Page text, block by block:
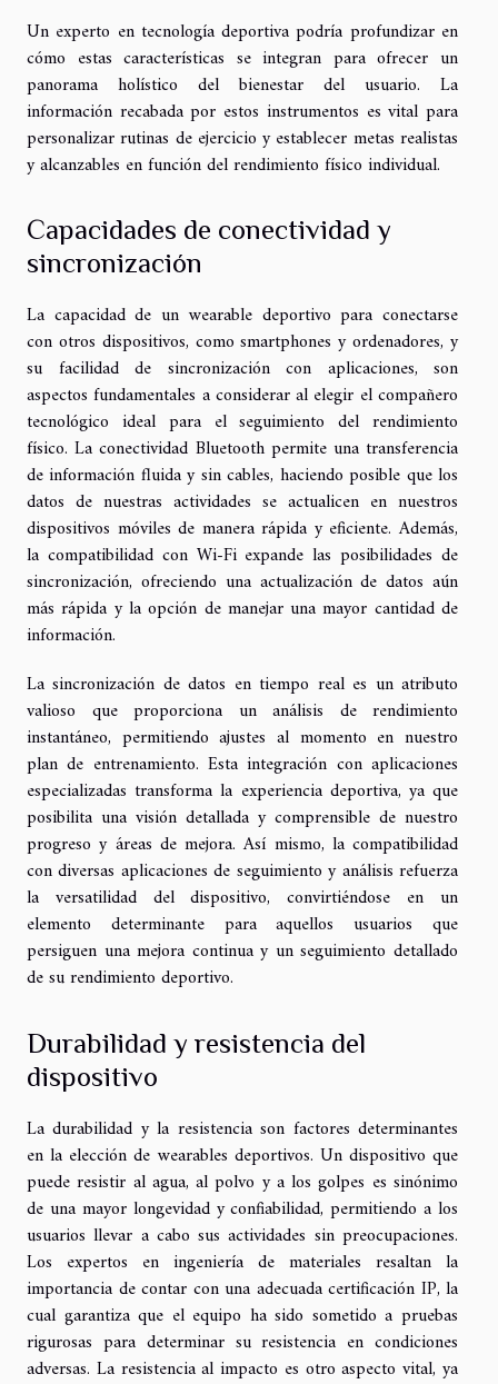
Un experto en tecnología deportiva podría profundizar en
cómo estas características se integran para ofrecer un
panorama holístico del bienestar del usuario. La
información recabada por estos instrumentos es vital para
personalizar rutinas de ejercicio y establecer metas realistas
y alcanzables en función del rendimiento físico individual.
Capacidades de conectividad y
sincronización
La capacidad de un wearable deportivo para conectarse
con otros dispositivos, como smartphones y ordenadores, y
su facilidad de sincronización con aplicaciones, son
aspectos fundamentales a considerar al elegir el compañero
tecnológico ideal para el seguimiento del rendimiento
físico. La conectividad Bluetooth permite una transferencia
de información fluida y sin cables, haciendo posible que los
datos de nuestras actividades se actualicen en nuestros
dispositivos móviles de manera rápida y eficiente. Además,
la compatibilidad con Wi-Fi expande las posibilidades de
sincronización, ofreciendo una actualización de datos aún
más rápida y la opción de manejar una mayor cantidad de
información.
La sincronización de datos en tiempo real es un atributo
valioso que proporciona un análisis de rendimiento
instantáneo, permitiendo ajustes al momento en nuestro
plan de entrenamiento. Esta integración con aplicaciones
especializadas transforma la experiencia deportiva, ya que
posibilita una visión detallada y comprensible de nuestro
progreso y áreas de mejora. Así mismo, la compatibilidad
con diversas aplicaciones de seguimiento y análisis refuerza
la versatilidad del dispositivo, convirtiéndose en un
elemento determinante para aquellos usuarios que
persiguen una mejora continua y un seguimiento detallado
de su rendimiento deportivo.
Durabilidad y resistencia del
dispositivo
La durabilidad y la resistencia son factores determinantes
en la elección de wearables deportivos. Un dispositivo que
puede resistir al agua, al polvo y a los golpes es sinónimo
de una mayor longevidad y confiabilidad, permitiendo a los
usuarios llevar a cabo sus actividades sin preocupaciones.
Los expertos en ingeniería de materiales resaltan la
importancia de contar con una adecuada certificación IP, la
cual garantiza que el equipo ha sido sometido a pruebas
rigurosas para determinar su resistencia en condiciones
adversas. La resistencia al impacto es otro aspecto vital, ya